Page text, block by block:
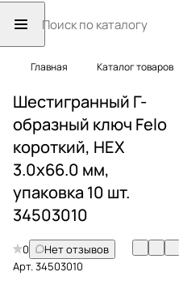
Главная Каталог товаров
Шестигранный Г-
образный ключ Felo
короткий, HEX
3.0x66.0 мм,
упаковка 10 шт.
34503010
0
Нет отзывов
Арт.34503010